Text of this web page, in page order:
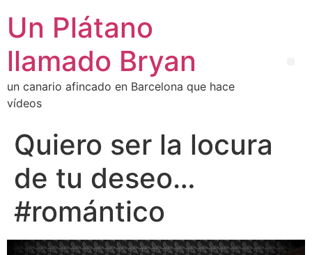
Un Plátano
llamado Bryan
un canario afincado en Barcelona que hace
vídeos
Quiero ser la locura
de tu deseo…
#romántico